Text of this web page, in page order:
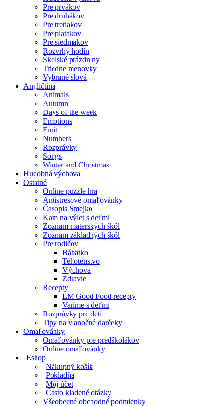
Pre prvákov
Pre druhákov
Pre tretiakov
Pre piatakov
Pre siedmakov
Rozvrhy hodín
Školské prázdniny
Triedne menovky
Vybrané slová
Angličtina
Animals
Autumn
Days of the week
Emotions
Fruit
Numbers
Rozprávky
Songs
Winter and Christmas
Hudobná výchova
Ostatné
Online puzzle hra
Antistresové omaľovánky
Časopis Smejko
Kam na výlet s deťmi
Zoznam materských škôl
Zoznam základných škôl
Pre rodičov
Bábätko
Tehotenstvo
Výchova
Zdravie
Recepty
LM Good Food recepty
Varíme s deťmi
Rozprávky pre deti
Tipy na vianočné darčeky
Omaľovánky
Omaľovánky pre predškolákov
Online omaľovánky
Eshop
Nákupný košík
Pokladňa
Môj účet
Často kladené otázky
Všeobecné obchodné podmienky